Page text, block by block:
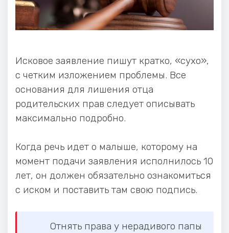
Исковое заявление пишут кратко, «сухо»,
с четким изложением проблемы. Все
основания для лишения отца
родительских прав следует описывать
максимально подробно.
Когда речь идет о малыше, которому на
момент подачи заявления исполнилось 10
лет, он должен обязательно ознакомиться
с иском и поставить там свою подпись.
Отнять права у нерадивого папы